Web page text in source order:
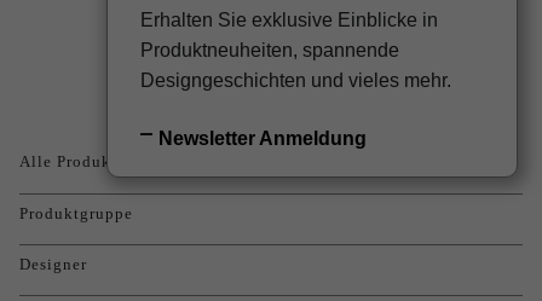
Produkte
Alle Produkte
Produktgruppe
Designer
Erhalten Sie exklusive Einblicke in
Produktneuheiten, spannende
Designgeschichten und vieles mehr.
Newsletter Anmeldung